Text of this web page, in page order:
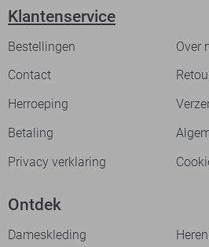
Klantenservice
Bestellingen
Over
Contact
Herroeping
Betaling
Privacy verklaring
Ontdek
Dameskleding